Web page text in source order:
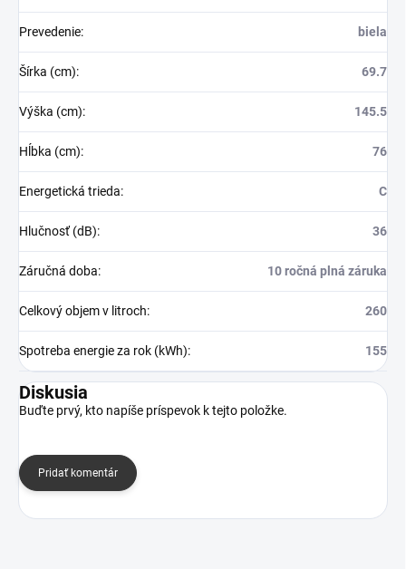
Prevedenie: biela
Šírka (cm): 69.7
Výška (cm): 145.5
Hĺbka (cm): 76
Energetická trieda: C
Hlučnosť (dB): 36
Záručná doba: 10 ročná plná záruka
Celkový objem v litroch: 260
Spotreba energie za rok (kWh): 155
Diskusia
Buďte prvý, kto napíše príspevok k tejto položke.
Pridať komentár